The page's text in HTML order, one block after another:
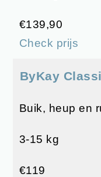
€139,90
Check prijs
ByKay
Buik, heup en
3-15 kg
€119